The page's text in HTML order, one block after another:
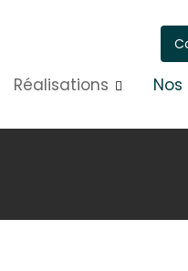
Réalisations